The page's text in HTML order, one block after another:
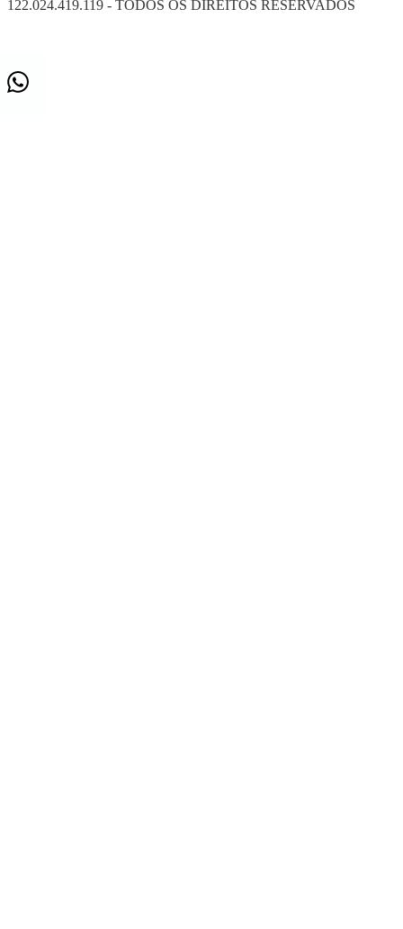
122.024.419.119 - TODOS OS DIREITOS RESERVADOS